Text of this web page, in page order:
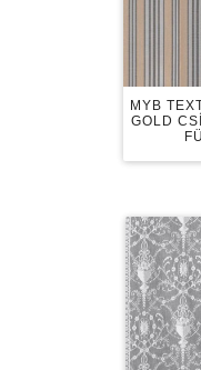
MYB
GOLD